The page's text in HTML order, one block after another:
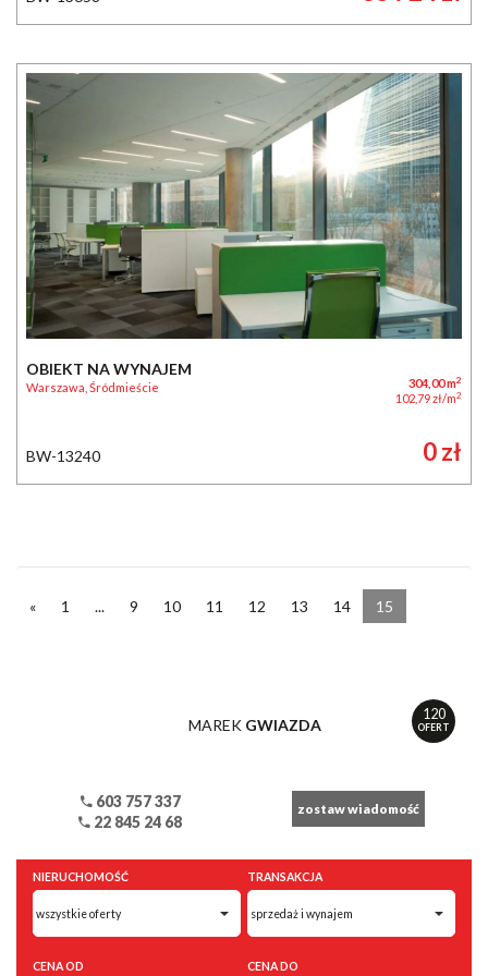
OBIEKT NA WYNAJEM
Warszawa, Śródmieście 304,00 m2
102,79 zł/m2
BW-13240 0 zł
« 1 ... 9 10 11 12 13 14 15
120
OFERT
MAREK GWIAZDA
603 757 337
22 845 24 68
zostaw wiadomość
NIERUCHOMOŚĆ TRANSAKCJA
CENA OD CENA DO